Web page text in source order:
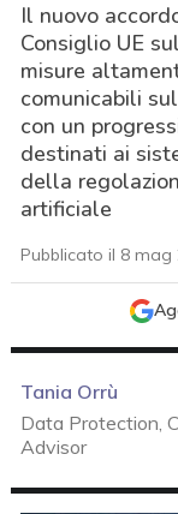
Il nuovo
Consiglio UE
misure
comunicabili
con un
destinati ai
della
artificiale
Pubblicato il 8 mag
Tania Orrù
Data Protection,
Advisor